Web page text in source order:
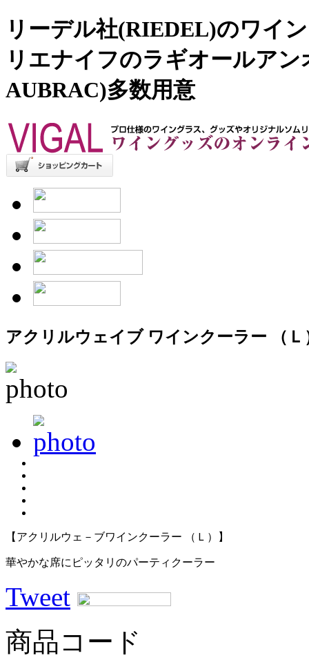
リーデル社(RIEDEL)のワイ
リエナイフのラギオールア
AUBRAC)多数用意
アクリルウェイブ ワインクーラー （Ｌ
【アクリルウェ－ブワインクーラー （Ｌ）】
華やかな席にピッタリのパーティクーラー
Tweet
商品コード